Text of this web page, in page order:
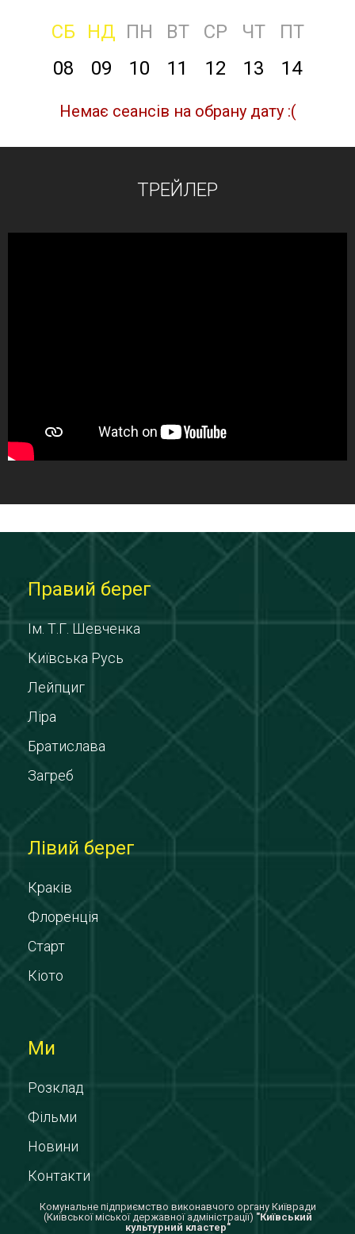
СБ НД ПН ВТ СР ЧТ
ПТ
08
09 10 11 12 13 14
Немає сеансів на обрану дату :(
ТРЕЙЛЕР
Правий берег
Ім. Т.Г. Шевченка
Київська Русь
Лейпциг
Ліра
Братислава
Загреб
Лівий берег
Краків
Флоренція
Старт
Кіото
Ми
Розклад
Фільми
Новини
Контакти
Комунальне підприємство виконавчого органу Київради
(Київської міської державної адміністрації) "Київський
культурний кластер"